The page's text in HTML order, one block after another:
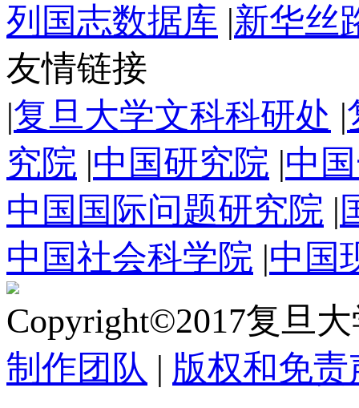
列国志数据库 |新华丝
友情链接
|复旦大学文科科研处 |
究院 |中国研究院 |中
中国国际问题研究院 |
中国社会科学院 |中国
Copyright©2017复旦
制作团队 | 版权和免责